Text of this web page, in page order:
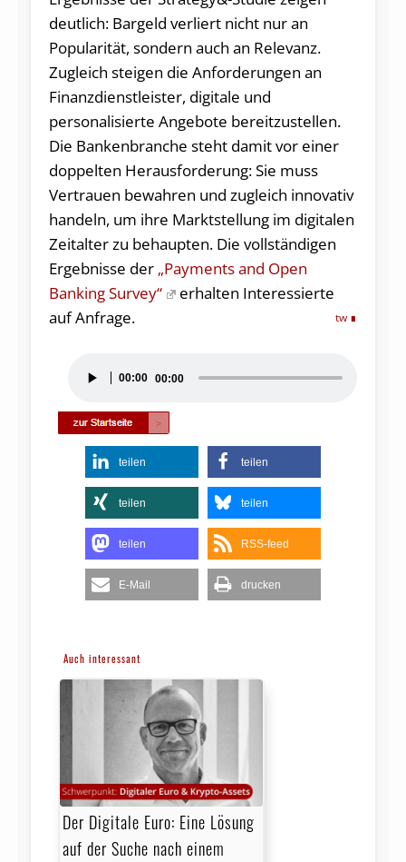
deutlich: Bargeld verliert nicht nur an
Popularität, sondern auch an Relevanz.
Zugleich steigen die Anforderungen an
Finanzdienstleister, digitale und
personalisierte Angebote bereitzustellen.
Die Bankenbranche steht damit vor einer
doppelten Herausforderung: Sie muss
Vertrauen bewahren und zugleich innovativ
handeln, um ihre Marktstellung im digitalen
Zeitalter zu behaupten. Die vollständigen
Ergebnisse der „Payments and Open
Banking Survey“
erhalten Interessierte
auf Anfrage.
tw
Player
00:00 00:00
teilen teilen
teilen teilen
teilen RSS-feed
E-Mail drucken
Auch interessant
Der Digitale Euro: Eine Lösung
auf der Suche nach einem